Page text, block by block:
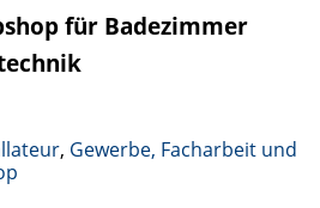
für Badezimmer
, Gewerbe, Facharbeit und